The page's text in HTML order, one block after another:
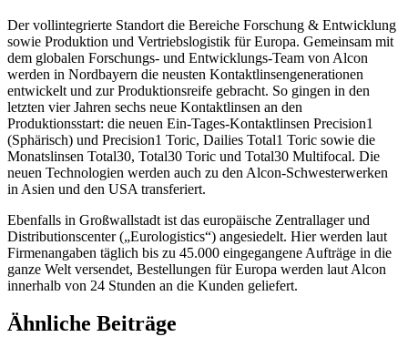
Der vollintegrierte Standort die Bereiche Forschung & Entwicklung
sowie Produktion und Vertriebslogistik für Europa. Gemeinsam mit
dem globalen Forschungs- und Entwicklungs-Team von Alcon
werden in Nordbayern die neusten Kontaktlinsengenerationen
entwickelt und zur Produktionsreife gebracht. So gingen in den
letzten vier Jahren sechs neue Kontaktlinsen an den
Produktionsstart: die neuen Ein-Tages-Kontaktlinsen Precision1
(Sphärisch) und Precision1 Toric, Dailies Total1 Toric sowie die
Monatslinsen Total30, Total30 Toric und Total30 Multifocal. Die
neuen Technologien werden auch zu den Alcon-Schwesterwerken
in Asien und den USA transferiert.
Ebenfalls in Großwallstadt ist das europäische Zentrallager und
Distributionscenter („Eurologistics“) angesiedelt. Hier werden laut
Firmenangaben täglich bis zu 45.000 eingegangene Aufträge in die
ganze Welt versendet, Bestellungen für Europa werden laut Alcon
innerhalb von 24 Stunden an die Kunden geliefert.
Ähnliche Beiträge